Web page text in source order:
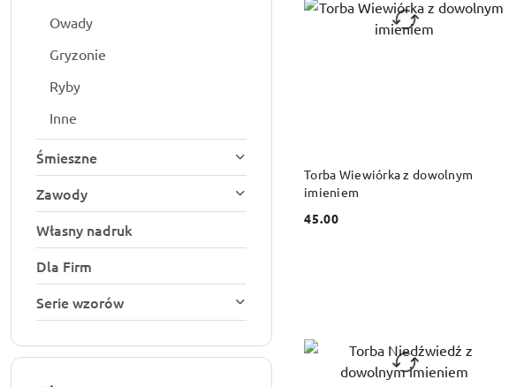
Owady
Gryzonie
Ryby
Inne
Śmieszne
Zawody
Własny nadruk
Dla Firm
Serie wzorów
Torba Wiewiórka z dowolnym
imieniem
Cena:
45.00